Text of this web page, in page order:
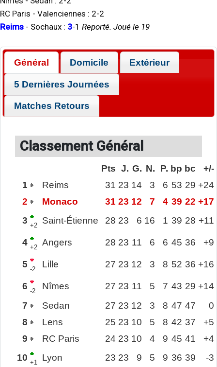
RC Paris - Valenciennes : 2-2
Reims - Sochaux : 3-1 Reporté. Joué le 19
Général Domicile Extérieur
5 Dernières Journées
Matches Retours
Classement Général
Pts J. G. N. P. bp bc
+/-
1
Reims 31 23 14 3 6 53 29 +24
2
Monaco 31 23 12 7 4 39 22 +17
3 +2 Saint-Étienne 28 23 6 16 1 39 28 +11
4 +2 Angers 28 23 11 6 6 45 36 +9
5 -2 Lille 27 23 12 3 8 52 36 +16
6 -2 Nîmes 27 23 11 5 7 43 29 +14
7
Sedan 27 23 12 3 8 47 47
0
8
Lens 25 23 10 5 8 42 37
+5
9
RC Paris 24 23 10 4 9 45 41
+4
10 +1 Lyon 23 23 9 5 9 36 39 -3